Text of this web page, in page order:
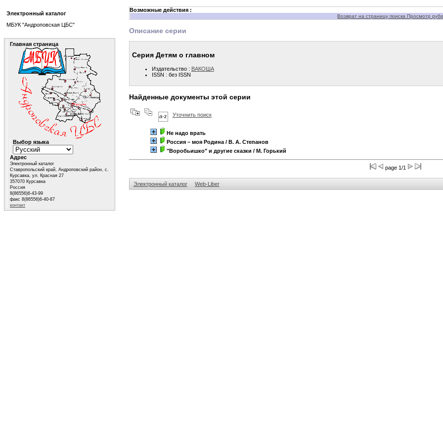
Возможные действия :
Возврат на страницу поиска Просмотр
Описание серии
Серия Детям о главном
Издательство : ВАКОША
ISSN : без ISSN
Найденные документы этой серии
Уточнить поиск
Не надо врать
Россия – моя Родина/ В. А. Степанов
"Воробьишко" и другие сказки / М. Горький
page 1/1
Электронный каталог Web-Liber
Электронный каталог
МБУК "Андроповская ЦБС"
Главная страница
Выбор языка
Адрес
Электронный каталог
Ставропольский край, Андроповский район, с.
Курсавка, ул. Красная 27
357070 Курсавка
Россия
8(86556)6-43-99
факс 8(86556)6-40-87
контакт